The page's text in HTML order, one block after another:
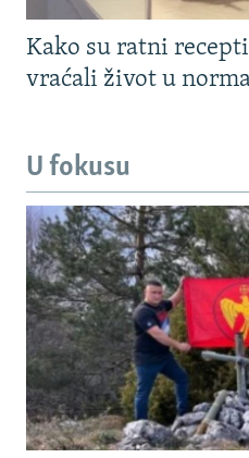
Kako su ratni
vraćali život u
U fokusu